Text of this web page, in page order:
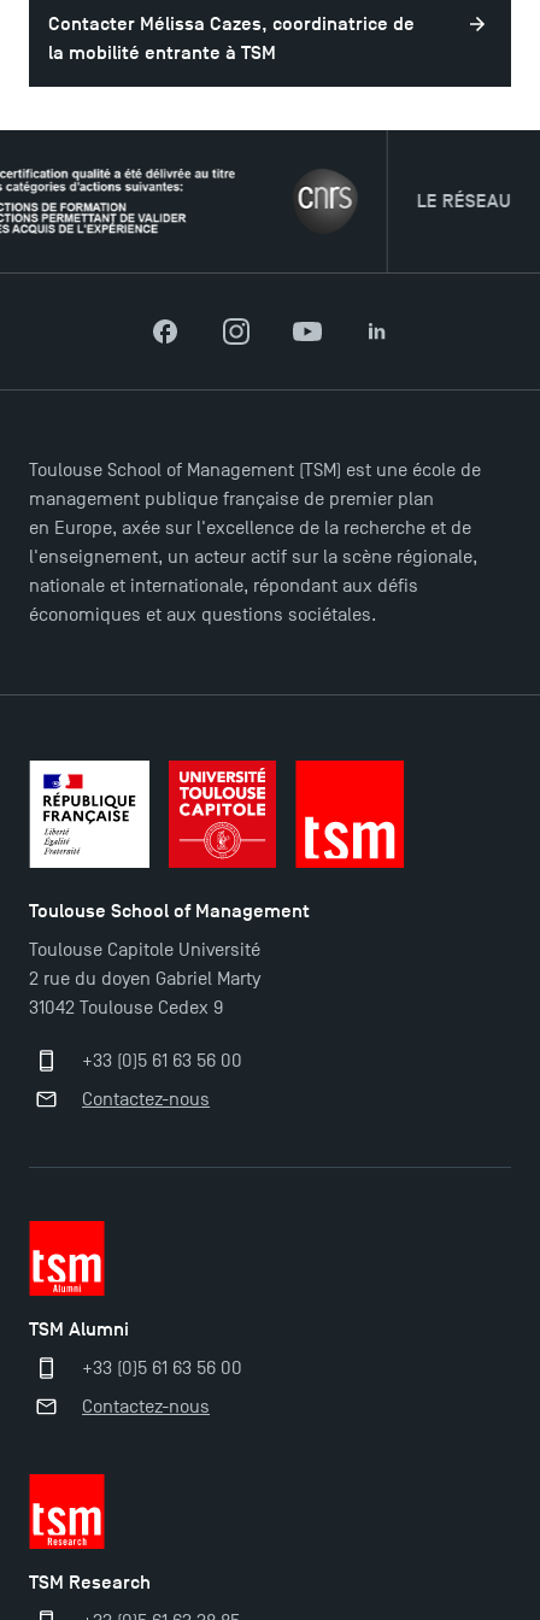
2025 !
Ouverture des candidatures en Master pour 2024-
2025
Candidatez en Licence 2 et Licence 3 pour l’année
2024-2025 à TSM !
Contacter Mélissa Cazes, coordinatrice de
la mobilité entrante à TSM
LE RÉSEAU
FacebookInstagramYouTubeLinkedIn
Toulouse School of Management (TSM) est une école de
management publique française de premier plan
en Europe, axée sur l'excellence de la recherche et de
l'enseignement, un acteur actif sur la scène régionale,
nationale et internationale, répondant aux défis
économiques et aux questions sociétales.
Toulouse School of Management
Toulouse Capitole Université
2 rue du doyen Gabriel Marty
31042 Toulouse Cedex 9
+33 (0)5 61 63 56 00
Contactez-nous
TSM Alumni
+33 (0)5 61 63 56 00
Contactez-nous
TSM Research